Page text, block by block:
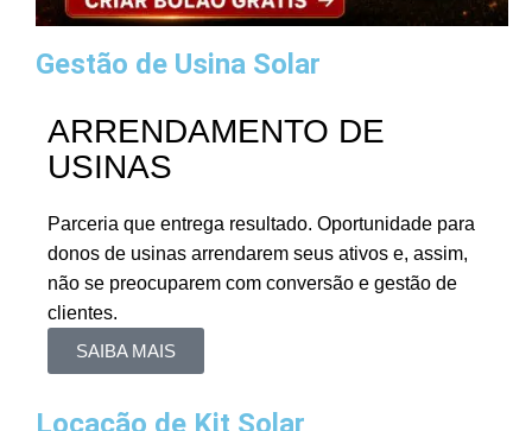
Gestão de Usina Solar
ARRENDAMENTO DE
USINAS
Parceria que entrega resultado. Oportunidade para
donos de usinas arrendarem seus ativos e, assim,
não se preocuparem com conversão e gestão de
clientes.
SAIBA MAIS
Locação de Kit Solar